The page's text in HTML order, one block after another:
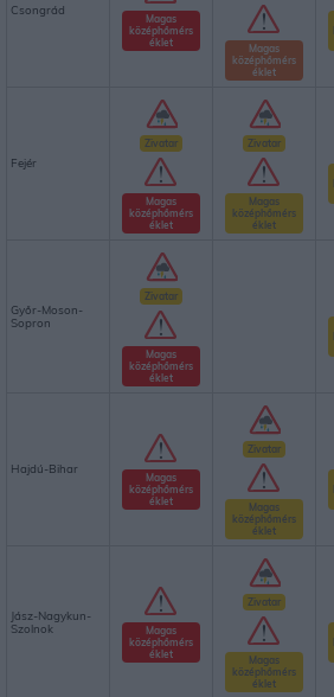
Csongrád
Magas
középhőmérs
éklet
Magas
középhőmérs
éklet
Fejér
Zivatar
Magas
középhőmérs
éklet
Zivatar
Magas
középhőmérs
éklet
Győr-Moson-
Sopron
Zivatar
Magas
középhőmérs
éklet
Hajdú-Bihar
Magas
középhőmérs
éklet
Zivatar
Magas
középhőmérs
éklet
Jász-Nagykun-
Szolnok
Magas
középhőmérs
éklet
Zivatar
Magas
középhőmérs
éklet